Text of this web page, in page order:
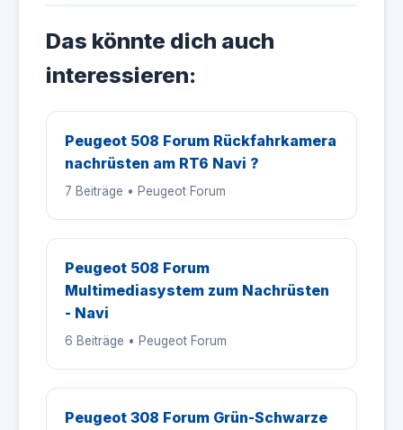
Das könnte dich auch
interessieren:
Peugeot 508 Forum Rückfahrkamera
nachrüsten am RT6 Navi ?
7 Beiträge • Peugeot Forum
Peugeot 508 Forum
Multimediasystem zum Nachrüsten
- Navi
6 Beiträge • Peugeot Forum
Peugeot 308 Forum Grün-Schwarze